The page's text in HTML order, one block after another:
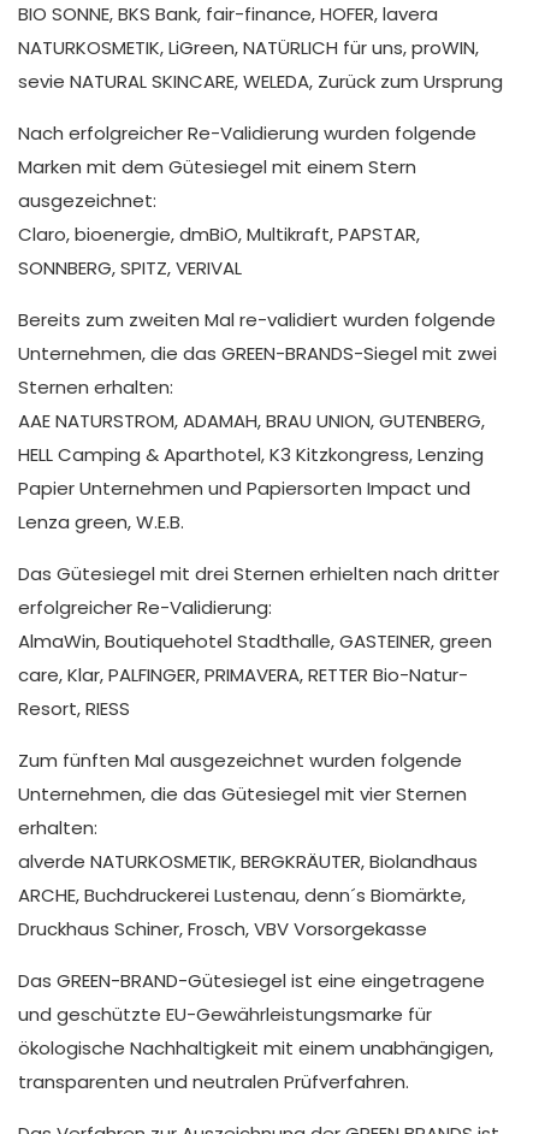
BIO SONNE, BKS Bank, fair-finance, HOFER, lavera
NATURKOSMETIK, LiGreen, NATÜRLICH für uns, proWIN,
sevie NATURAL SKINCARE, WELEDA, Zurück zum Ursprung
Nach erfolgreicher Re-Validierung wurden folgende
Marken mit dem Gütesiegel mit einem Stern
ausgezeichnet:
Claro, bioenergie, dmBiO, Multikraft, PAPSTAR,
SONNBERG, SPITZ, VERIVAL
Bereits zum zweiten Mal re-validiert wurden folgende
Unternehmen, die das GREEN-BRANDS-Siegel mit zwei
Sternen erhalten:
AAE NATURSTROM, ADAMAH, BRAU UNION, GUTENBERG,
HELL Camping & Aparthotel, K3 Kitzkongress, Lenzing
Papier Unternehmen und Papiersorten Impact und
Lenza green, W.E.B.
Das Gütesiegel mit drei Sternen erhielten nach dritter
erfolgreicher Re-Validierung:
AlmaWin, Boutiquehotel Stadthalle, GASTEINER, green
care, Klar, PALFINGER, PRIMAVERA, RETTER Bio-Natur-
Resort, RIESS
Zum fünften Mal ausgezeichnet wurden folgende
Unternehmen, die das Gütesiegel mit vier Sternen
erhalten:
alverde NATURKOSMETIK, BERGKRÄUTER, Biolandhaus
ARCHE, Buchdruckerei Lustenau, denn´s Biomärkte,
Druckhaus Schiner, Frosch, VBV Vorsorgekasse
Das GREEN-BRAND-Gütesiegel ist eine eingetragene
und geschützte EU-Gewährleistungsmarke für
ökologische Nachhaltigkeit mit einem unabhängigen,
transparenten und neutralen Prüfverfahren.